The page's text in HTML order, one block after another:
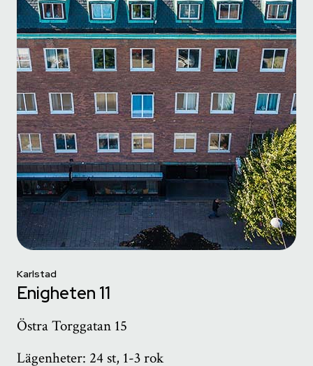
Karlstad
Enigheten 11
Östra Torggatan 15
Lägenheter: 24 st, 1-3 rok